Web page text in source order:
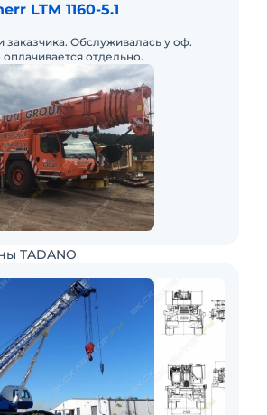
LTM 1160-5.1
заказчика. Обслуживалась у оф.
отдельно.
TADANO